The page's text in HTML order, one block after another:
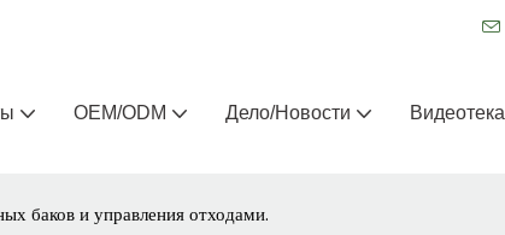
OEM/ODM Дело/Новости Видеотека
баков и управления отходами.